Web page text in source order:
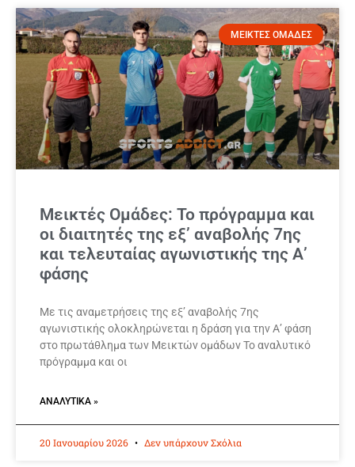
ΜΕΙΚΤΕΣ ΟΜΑΔΕΣ
Μεικτές Ομάδες: Το πρόγραμμα και
οι διαιτητές της εξ’ αναβολής 7ης
και τελευταίας αγωνιστικής της Α’
φάσης
Με τις αναμετρήσεις της εξ’ αναβολής 7ης
αγωνιστικής ολοκληρώνεται η δράση για την Α’ φάση
στο πρωτάθλημα των Μεικτών ομάδων Το αναλυτικό
πρόγραμμα και οι
ΑΝΑΛΥΤΙΚΆ »
20 Ιανουαρίου 2026 Δεν υπάρχουν Σχόλια